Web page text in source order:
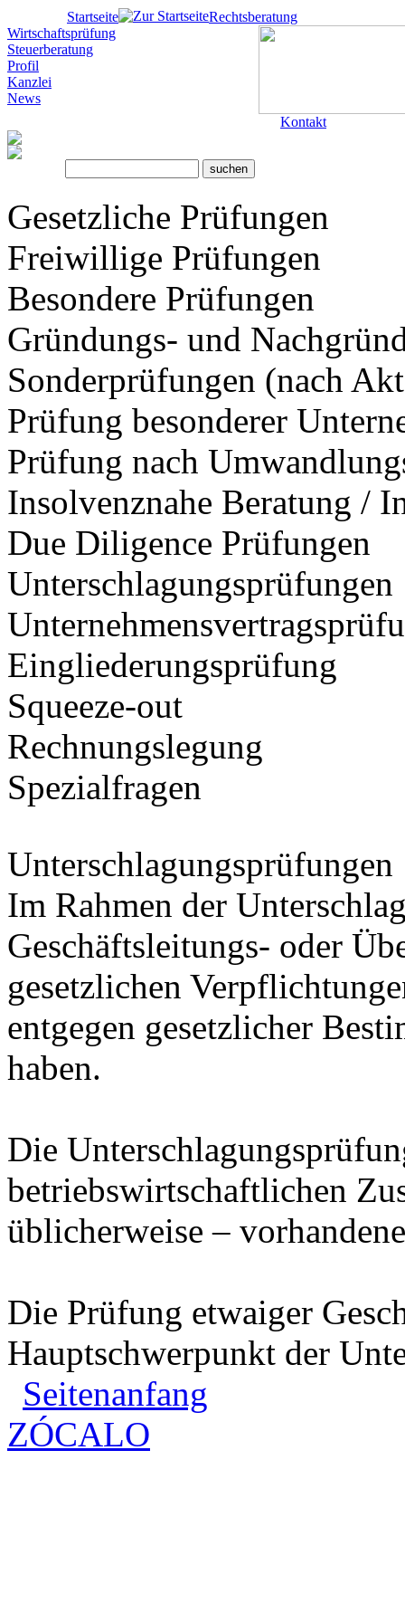
Startseite
Rechtsberatung
Wirtschaftsprüfung
Steuerberatung
Profil
Kanzlei
News
Kontakt
Gesetzliche Prüfungen
Freiwillige Prüfungen
Besondere Prüfungen
Gründungs- und
Sonderprüfungen (nach
Prüfung besonderer
Prüfung nach
Insolvenznahe Beratung /
Due Diligence Prüfungen
Unterschlagungsprüfungen
Eingliederungsprüfung
Squeeze-out
Rechnungslegung
Spezialfragen
Unterschlagungsprüfungen
Im Rahmen der
Geschäftsleitungs- oder
gesetzlichen
entgegen gesetzlicher
haben.
Die
betriebswirtschaftlichen
üblicherweise –
Die Prüfung etwaiger
Hauptschwerpunkt der
Seitenanfang
ZÓCALO